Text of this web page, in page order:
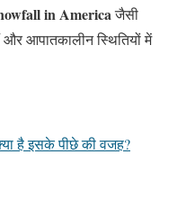
in Americaजैसी
आपातकालीन स्थितियों में
है इसके पीछे की वजह?